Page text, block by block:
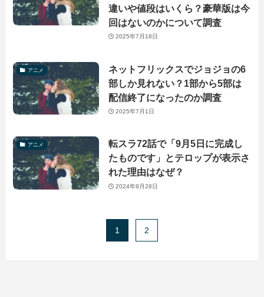
違いや値段はいくら？豪華版は今
回はないのかについて調査
2025年7月18日
アニメ
ネットフリックスでジョジョの6
部しか見れない？1部から5部は
配信終了になったのか調査
2025年7月1日
アニメ
転スラ72話で「9月5日に完成し
たものです」とテロップが表示さ
れた理由はなぜ？
2024年9月28日
1 2